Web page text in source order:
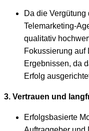
Da die Vergütung
Telemarketing-
qualitativ
Fokussierung auf
Ergebnissen, da
Erfolg
3. Vertrauen und
Erfolgsbasierte